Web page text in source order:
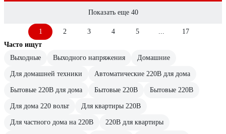
Показать еще 40
1 2 3 4 5 ...
17
Часто ищут
Выходные
Выходного напряжения Домашние
Для домашней техники Автоматические 220В для дома
Бытовые 220В для дома Бытовые 220В Бытовые 220В
Для дома 220 вольт Для квартиры 220В
Для частного дома на 220В 220В для квартиры